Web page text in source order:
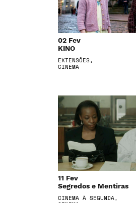
02 Fev
KINO
EXTENSÕES,
CINEMA
11 Fev
Segredos e Mentiras
CINEMA À SEGUNDA,